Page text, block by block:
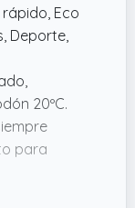
Eco
Deporte,
20ºC.
para
colada